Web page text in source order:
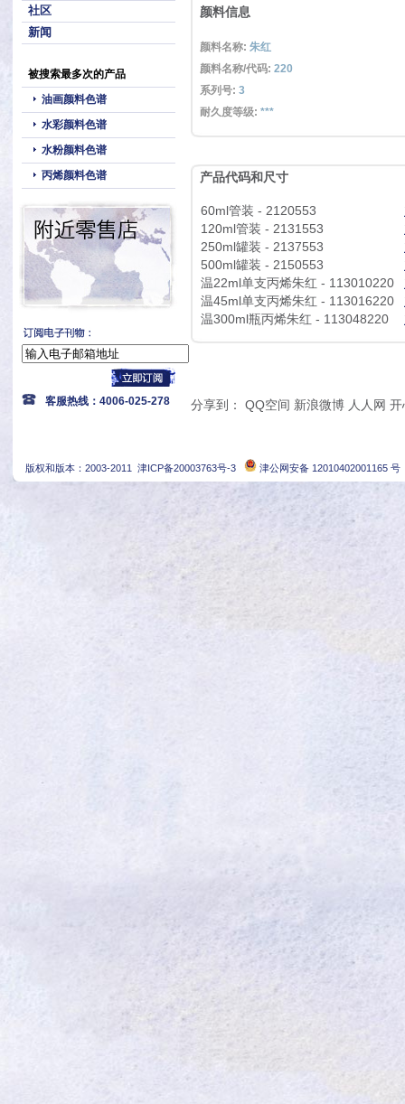
社区
新闻
被搜索最多次的产品
油画颜料色谱
水彩颜料色谱
水粉颜料色谱
丙烯颜料色谱
客服热线：4006-025-278
颜料信息
颜料名称: 朱红
颜料名称/代码: 220
系列号: 3
耐久度等级: ***
产品代码和尺寸
60ml管装 - 2120553
120ml管装 - 2131553
250ml罐装 - 2137553
500ml罐装 - 2150553
温22ml单支丙烯朱红 - 113010220
温45ml单支丙烯朱红 - 113016220
温300ml瓶丙烯朱红 - 113048220
分享到： QQ空间 新浪微博 人人网 开
版权和版本：2003-2011 津ICP备20003763号-3 津公网安备 12010402001165 号